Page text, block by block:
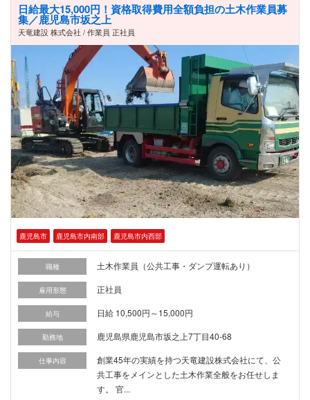
日給最大15,000円！資格取得費用全額負担の土木作業員募
集／鹿児島市坂之上
天竜建設 株式会社 / 作業員 正社員
鹿児島市 鹿児島市内南部 鹿児島市内西部
職種 土木作業員（公共工事・ダンプ運転あり）
雇用形態 正社員
給与 日給 10,500円～15,000円
勤務地 鹿児島県鹿児島市坂之上7丁目40-68
仕事内容
創業45年の実績を持つ天竜建設株式会社にて、公
共工事をメインとした土木作業全般をお任せしま
す。 官...